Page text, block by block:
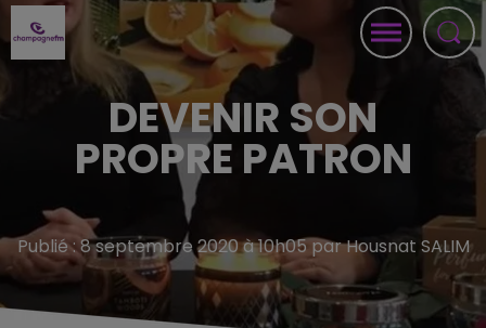
DEVENIR SON
PROPRE PATRON
Publié : 8 septembre 2020 à 10h05 par Housnat SALIM